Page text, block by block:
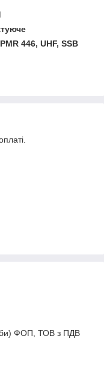
446, UHF, SSB
ФОП, ТОВ з ПДВ